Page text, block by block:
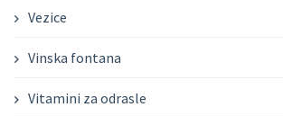
Vezice
Vinska fontana
Vitamini za odrasle